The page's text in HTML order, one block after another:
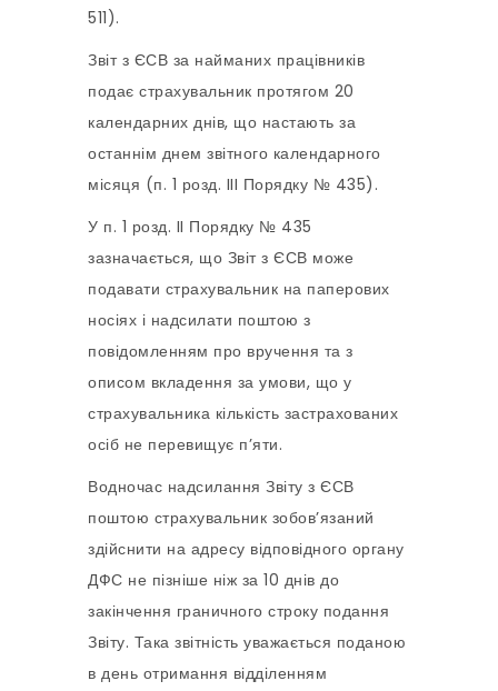
511).
Звіт з ЄСВ за найманих працівників
подає страхувальник протягом 20
календарних днів, що настають за
останнім днем звітного календарного
місяця (п. 1 розд. III Порядку № 435).
У п. 1 розд. II Порядку № 435
зазначається, що Звіт з ЄСВ може
подавати страхувальник на паперових
носіях і надсилати поштою з
повідомленням про вручення та з
описом вкладення за умови, що у
страхувальника кількість застрахованих
осіб не перевищує п’яти.
Водночас надсилання Звіту з ЄСВ
поштою страхувальник зобов’язаний
здійснити на адресу відповідного органу
ДФС не пізніше ніж за 10 днів до
закінчення граничного строку подання
Звіту. Така звітність уважається поданою
в день отримання відділенням